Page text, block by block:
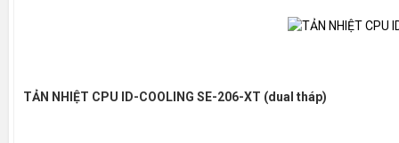
TẢN NHIỆT CPU ID-COOLING SE-206-XT (dual tháp)